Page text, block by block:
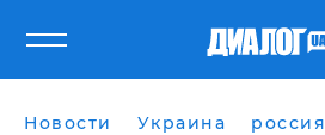
Новости Украина россия